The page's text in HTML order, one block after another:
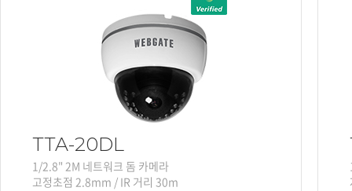
TTA-20DL
1/2.8" 2M 네트워크 돔 카메라
고정초점 2.8mm / IR 거리 30m